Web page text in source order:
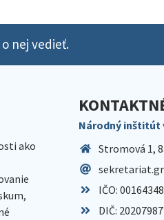
nej vedieť.
ako
Národný inštitút
Stromová 1,
IČO: 00164348
DIČ: